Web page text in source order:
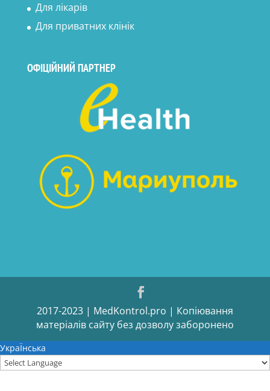
Для лікарів
Для приватних клінік
ОФІЦІЙНИЙ ПАРТНЕР
2017-2023 | MedKontrol.pro | Копіювання
матеріалів сайту без дозволу заборонено
УкраЇнська